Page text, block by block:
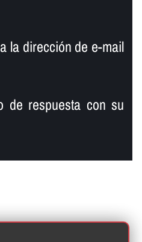
la dirección de e-mail
de respuesta con su